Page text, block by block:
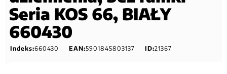
Seria KOS 66, BIAŁY
660430
Indeks:660430 EAN:5901845803137 ID:21367